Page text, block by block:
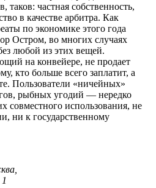
частная собственность,
в качестве арбитра. Как
по экономике этого года
Остром, во многих случаях
любой из этих вещей.
на конвейере, не продает
кто больше всего заплатит, а
Пользователи «ничейных»
рыбных угодий — нередко
совместного использования, не
ни к государственному